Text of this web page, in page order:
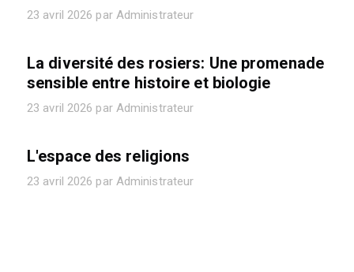
23 avril 2026 par Administrateur
La diversité des rosiers: Une promenade
sensible entre histoire et biologie
23 avril 2026 par Administrateur
L'espace des religions
23 avril 2026 par Administrateur